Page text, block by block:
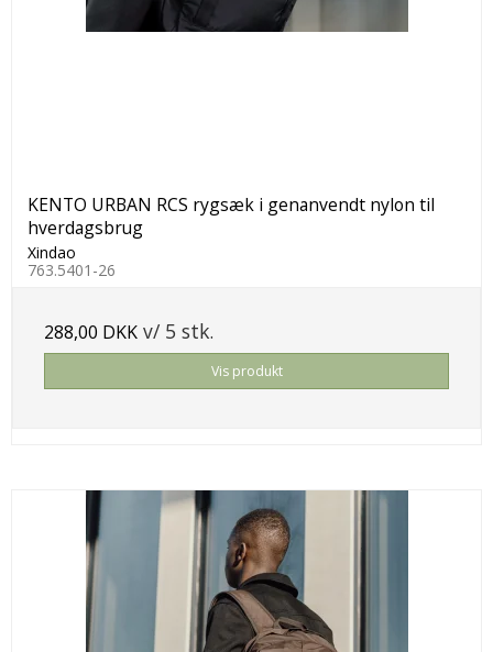
KENTO URBAN RCS rygsæk i genanvendt nylon til
hverdagsbrug
Xindao
763.5401-26
288,00 DKK v/ 5 stk.
Vis produkt